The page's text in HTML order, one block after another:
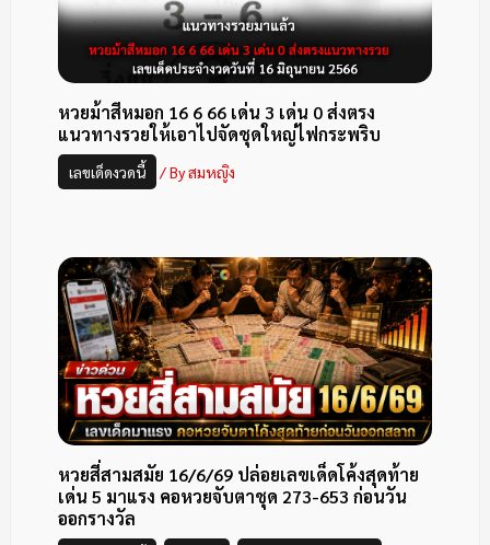
หวยม้าสีหมอก 16 6 66 เด่น 3 เด่น 0 ส่งตรง
แนวทางรวยให้เอาไปจัดชุดใหญ่ไฟกระพริบ
เลขเด็ดงวดนี้ / Byสมหญิง
หวยสี่สามสมัย 16/6/69 ปล่อยเลขเด็ดโค้งสุดท้าย
เด่น 5 มาแรง คอหวยจับตาชุด 273-653 ก่อนวัน
ออกรางวัล